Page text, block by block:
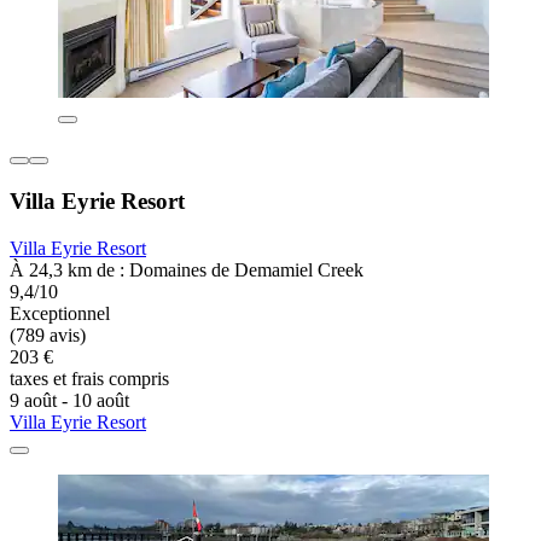
Villa Eyrie Resort
Villa Eyrie Resort
À 24,3 km de : Domaines de Demamiel Creek
9,4/10
Exceptionnel
(789 avis)
203 €
taxes et frais compris
9 août - 10 août
Villa Eyrie Resort